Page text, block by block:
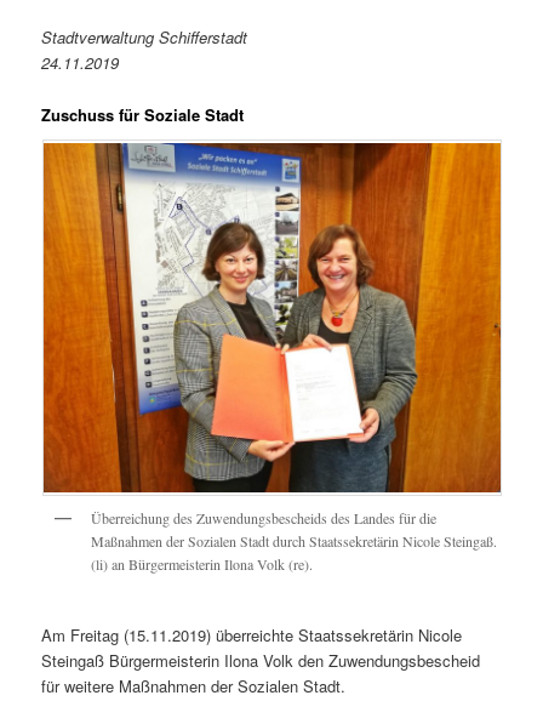
Stadtverwaltung Schifferstadt
24.11.2019
Zuschuss für Soziale Stadt
Überreichung des Zuwendungsbescheids des Landes für die
Maßnahmen der Sozialen Stadt durch Staatssekretärin Nicole Steingaß.
(li) an Bürgermeisterin Ilona Volk (re).
Am Freitag (15.11.2019) überreichte Staatssekretärin Nicole
Steingaß Bürgermeisterin Ilona Volk den Zuwendungsbescheid
für weitere Maßnahmen der Sozialen Stadt.